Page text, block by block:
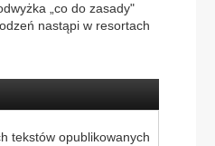
„co do zasady"
nastąpi w resortach
tekstów opublikowanych